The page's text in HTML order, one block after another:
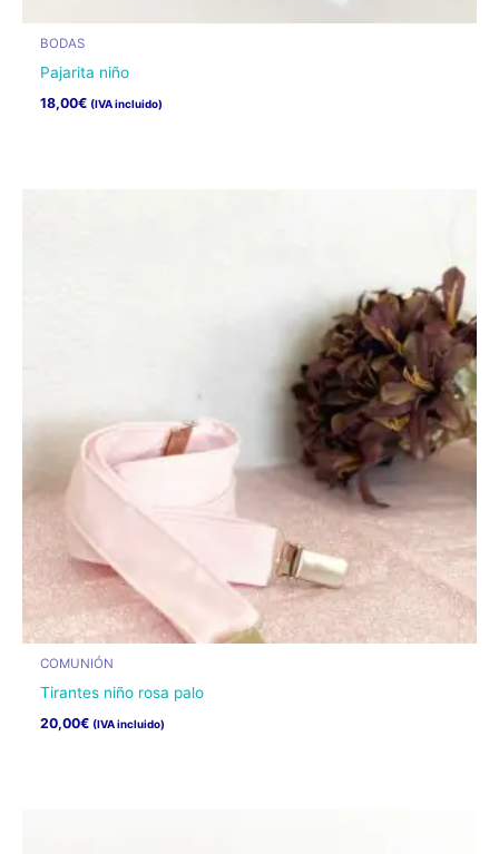
BODAS
Pajarita niño
18,00€ (IVA incluido)
COMUNIÓN
Tirantes niño rosa palo
20,00€ (IVA incluido)